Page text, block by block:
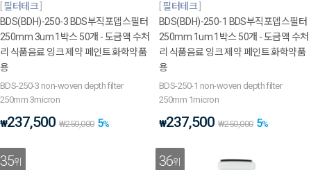
필터테크
BDS(BDH)-250-3 BDS부직포뎁스필터
250mm 3um 1박스 50개 - 도금액 수처
리 식품음료 잉크 제약 페인트 화학약품
용
BDS-250-3 non-woven depth filter
250mm 3micron
₩237,500 ₩250,000 5%
필터테크
BDS(BDH)-250-1 BDS부직포뎁스필터
250mm 1um 1박스 50개 - 도금액 수처
리 식품음료 잉크 제약 페인트 화학약품
용
BDS-250-1 non-woven depth filter
250mm 1micron
₩237,500 ₩250,000 5%
35위 36위